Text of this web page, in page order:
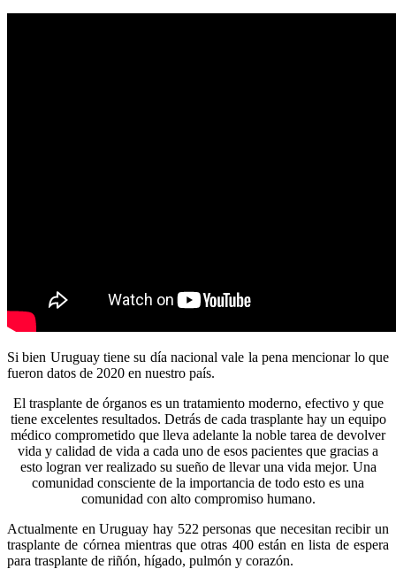
Si bien Uruguay tiene su día nacional vale la pena mencionar lo que
fueron datos de 2020 en nuestro país.
El trasplante de órganos es un tratamiento moderno, efectivo y que
tiene excelentes resultados. Detrás de cada trasplante hay un equipo
médico comprometido que lleva adelante la noble tarea de devolver
vida y calidad de vida a cada uno de esos pacientes que gracias a
esto logran ver realizado su sueño de llevar una vida mejor. Una
comunidad consciente de la importancia de todo esto es una
comunidad con alto compromiso humano.
Actualmente en Uruguay hay 522 personas que necesitan recibir un
trasplante de córnea mientras que otras 400 están en lista de espera
para trasplante de riñón, hígado, pulmón y corazón.